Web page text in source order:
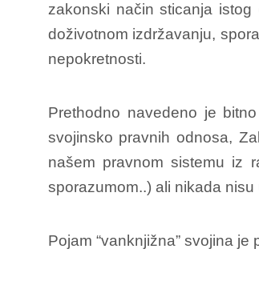
zakonski način sticanja
doživotnom izdržavanju,
nepokretnosti.
Prethodno navedeno je
svojinsko pravnih odnosa,
našem pravnom sistemu iz
sporazumom..) ali nikada
Pojam “vanknjižna” svojina